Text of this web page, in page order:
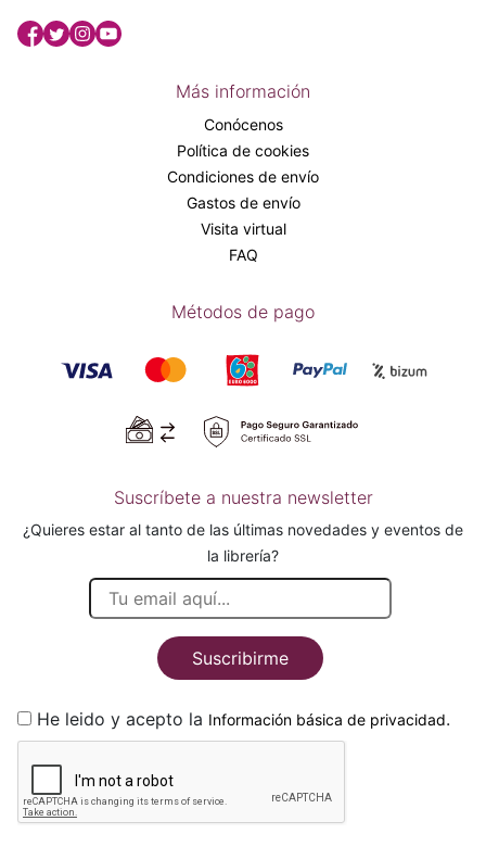
Más información
Conócenos
Política de cookies
Condiciones de envío
Gastos de envío
Visita virtual
FAQ
Métodos de pago
Suscríbete a nuestra newsletter
¿Quieres estar al tanto de las últimas novedades y eventos de
la librería?
Suscribirme
He leido y acepto la Información básica de privacidad.